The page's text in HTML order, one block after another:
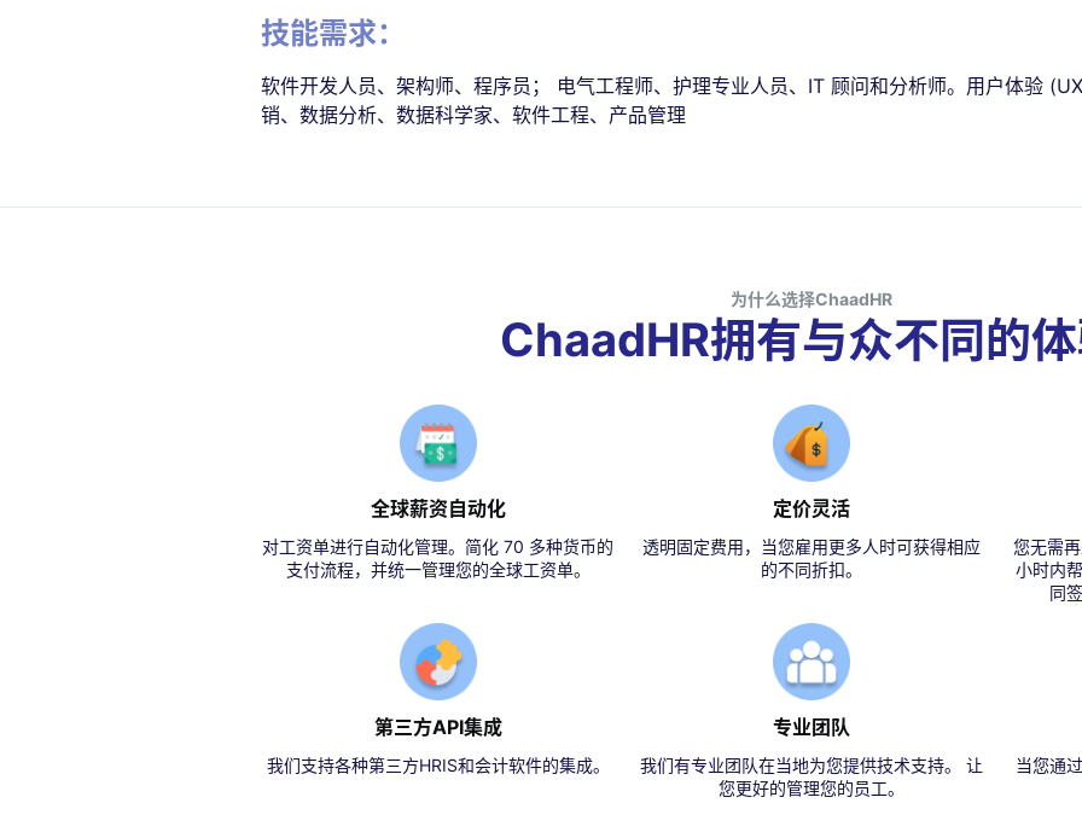
技能需求：
软件开发人员、架构师、程序员； 电气工程师、护理专业人员、IT 顾问和分析师。用户体验
销、数据分析、数据科学家、软件工程、产品管理
为什么选择ChaadHR
ChaadHR拥有与众不同的
全球薪资自动化
对工资单进行自动化管理。简化 70 多种货币的
支付流程，并统一管理您的全球工资单。
定价灵活
透明固定费用，当您雇用更多人时可获得相应
的不同折扣。
您无需
小时内
同
第三方API集成
我们支持各种第三方HRIS和会计软件的集成。
专业团队
我们有专业团队在当地为您提供技术支持。 让
您更好的管理您的员工。
当您通